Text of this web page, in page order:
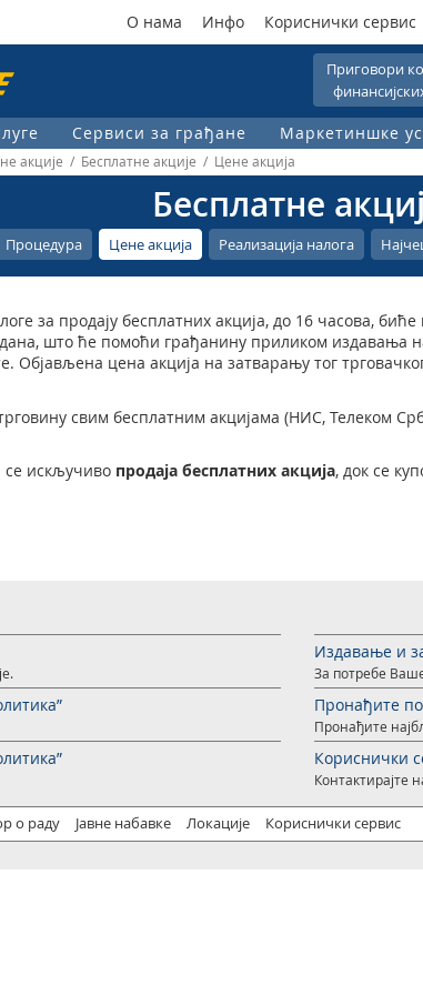
Приговори
О нама Инфо Кориснички сервис
Сервиси за грађане Маркетиншке
акције / Бесплатне акције / Цене акција
Бесплатне
Процедура Цене акција Реализација налога
за продају бесплатних акција, до 16 часова,
дана, што ће помоћи грађанину приликом издавања
Објављена цена акција на затварању тог
свим бесплатним акцијама (НИС, Телеком
искључиво продаја бесплатних акција, док се
Издавање и
За потребе
Пронађите
Пронађите
Кориснички
Контактирајте
о раду Јавне набавке Локације Кориснички сервис